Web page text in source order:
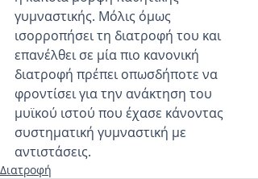
γυμναστικής. Μόλις όμως
ισορροπήσει τη διατροφή του και
επανέλθει σε μία πιο κανονική
διατροφή πρέπει οπωσδήποτε να
φροντίσει για την ανάκτηση του
μυϊκού ιστού που έχασε κάνοντας
συστηματική γυμναστική με
αντιστάσεις.
Διατροφή